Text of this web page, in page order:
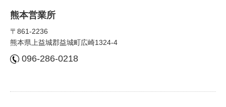
熊本営業所
〒861-2236
熊本県上益城郡益城町広崎1324-4
096-286-0218